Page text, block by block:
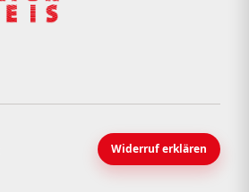
Widerruf erklären